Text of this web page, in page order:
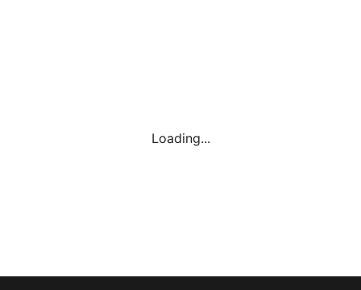
Loading...